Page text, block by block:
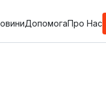
ДопомогаПро Нас